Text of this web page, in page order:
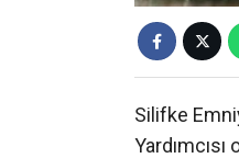
Silifke